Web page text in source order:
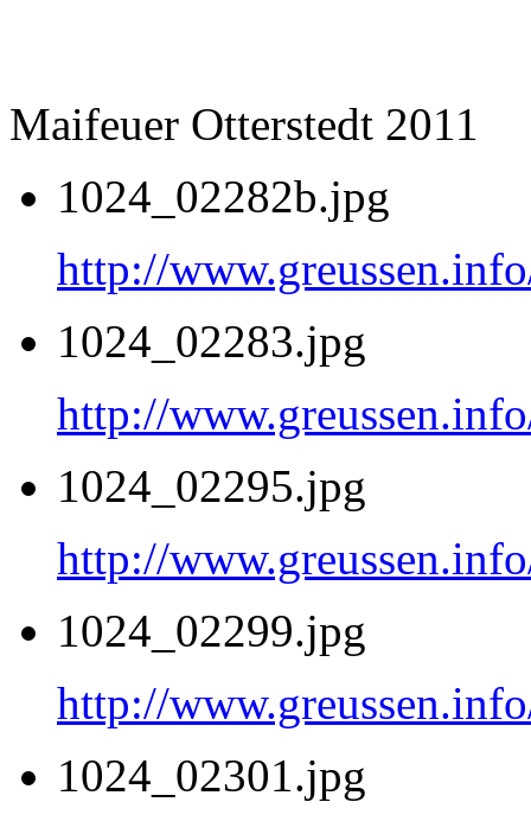
Maifeuer Otterstedt 2011
1024_02282b.jpg
http://
1024_02283.jpg
http://
1024_02295.jpg
http://
1024_02299.jpg
http://
1024_02301.jpg